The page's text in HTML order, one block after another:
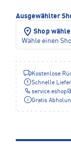
Ausgewählter
Shop
Wähle einen
Kostenlose
Schnelle
service.eshop@
Gratis